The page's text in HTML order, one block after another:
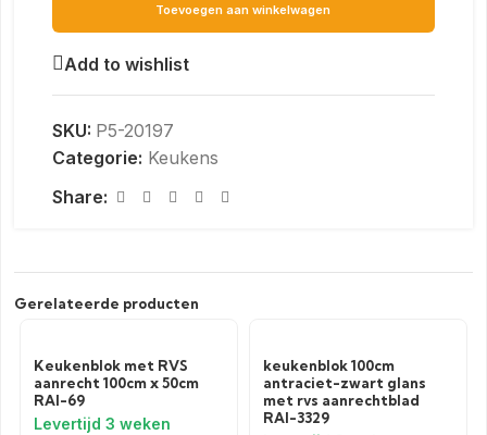
Toevoegen aan winkelwagen
Add to wishlist
SKU: P5-20197
Categorie: Keukens
Share:
Gerelateerde producten
Keukenblok met RVS
aanrecht 100cm x 50cm
RAI-69
keukenblok 100cm
antraciet-zwart glans
met rvs aanrechtblad
RAI-3329